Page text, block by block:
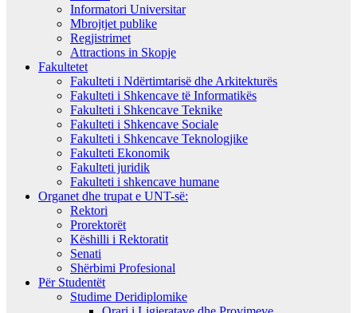
Informatori Universitar
Mbrojtjet publike
Regjistrimet
Attractions in Skopje
Fakultetet
Fakulteti i Ndërtimtarisë dhe Arkitekturës
Fakulteti i Shkencave të Informatikës
Fakulteti i Shkencave Teknike
Fakulteti i Shkencave Sociale
Fakulteti i Shkencave Teknologjike
Fakulteti Ekonomik
Fakulteti juridik
Fakulteti i shkencave humane
Organet dhe trupat e UNT-së:
Rektori
Prorektorët
Këshilli i Rektoratit
Senati
Shërbimi Profesional
Për Studentët
Studime Deridiplomike